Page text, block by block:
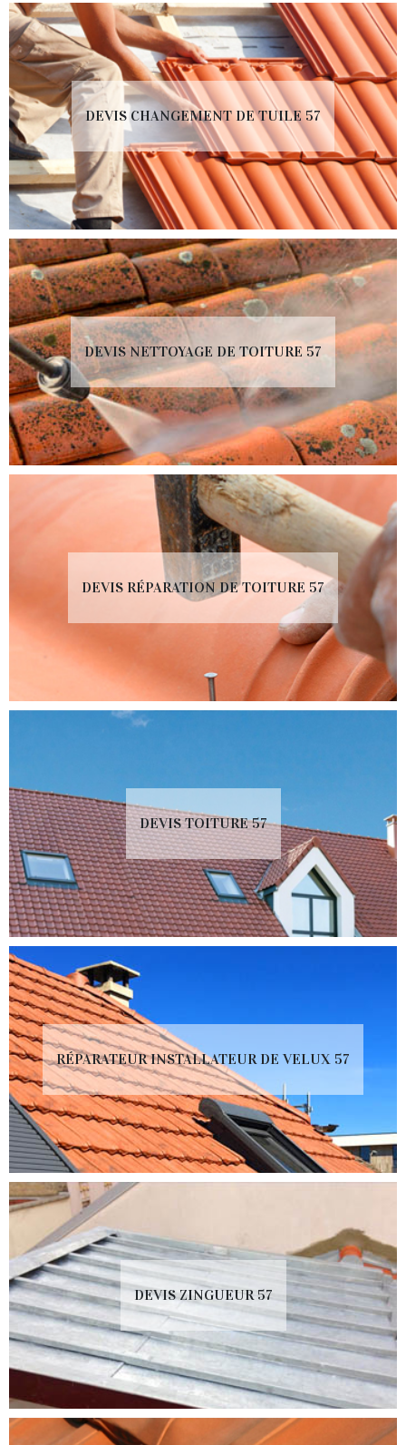
DEVIS CHANGEMENT DE TUILE 57
DEVIS NETTOYAGE DE TOITURE 57
DEVIS RÉPARATION DE TOITURE 57
DEVIS TOITURE 57
RÉPARATEUR INSTALLATEUR DE VELUX 57
DEVIS ZINGUEUR 57